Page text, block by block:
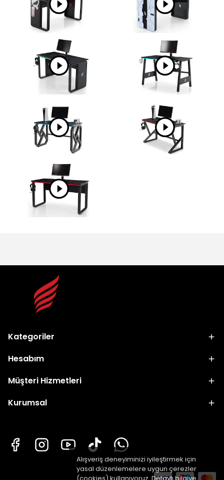
Alışveriş deneyiminizi iyileştirmek için
yasal düzenlemelere uygun çerezler
Kategoriler
Hesabım
Müşteri Hizmetleri
Kurumsal